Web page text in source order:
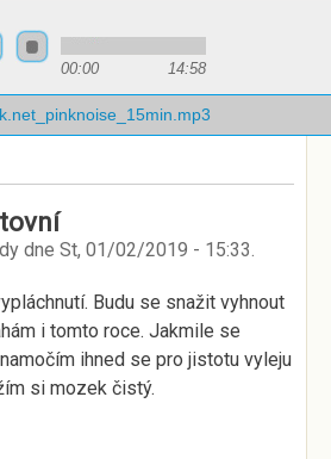
00:00 14:58
dne St, 01/02/2019 - 15:33.
Budu se snažit vyhnout
i tomto roce. Jakmile se
ihned se pro jistotu vyleju
si mozek čistý.